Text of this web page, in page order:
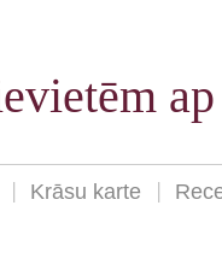
Krāsu karte